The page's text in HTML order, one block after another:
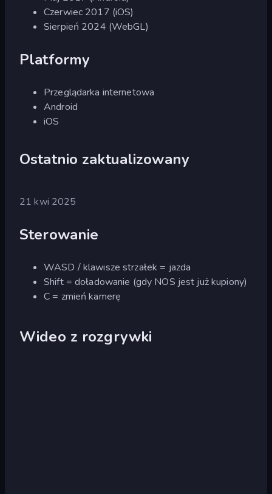
Czerwiec 2017 (iOS)
Sierpień 2024 (WebGL)
Platformy
Przeglądarka internetowa
Android
iOS
Ostatnio zaktualizowany
21 kwi 2025
Sterowanie
WASD / klawisze strzałek = jazda
Shift = doładowanie (gdy NOS jest już kupiony)
C = zmień kamerę
Wideo z rozgrywki